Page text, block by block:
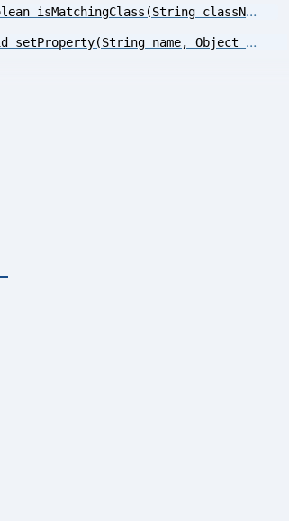
boolean isMatchingClass(String className)
void setProperty(String name, Object value)